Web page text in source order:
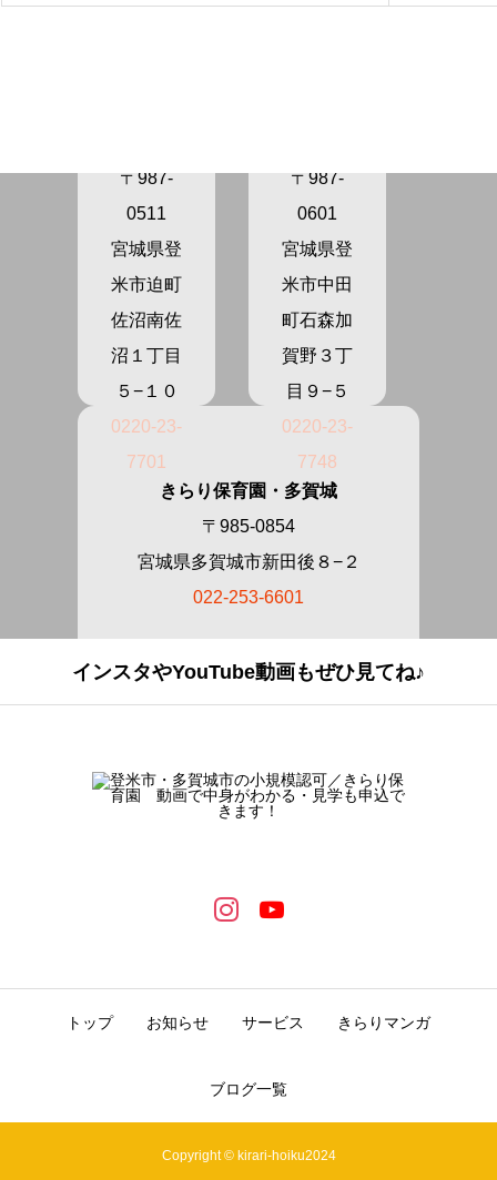
〒987-
0511
宮城県登
米市迫町
佐沼南佐
沼１丁目
５−１０
0220-23-
7701
〒987-
0601
宮城県登
米市中田
町石森加
賀野３丁
目９−５
0220-23-
7748
きらり保育園・多賀城
〒985-0854
宮城県多賀城市新田後８−２
022-253-6601
インスタやYouTube動画もぜひ見てね♪
トップ お知らせ サービス きらりマンガ
ブログ一覧
Copyright © kirari-hoiku2024